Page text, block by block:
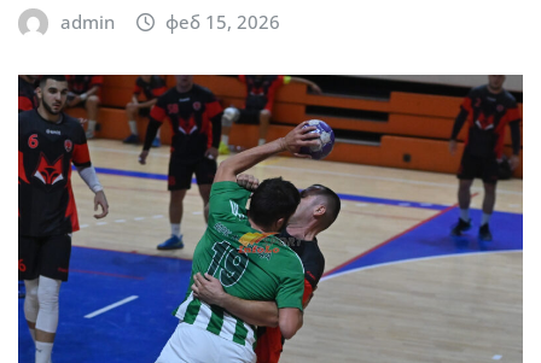
admin феб 15, 2026